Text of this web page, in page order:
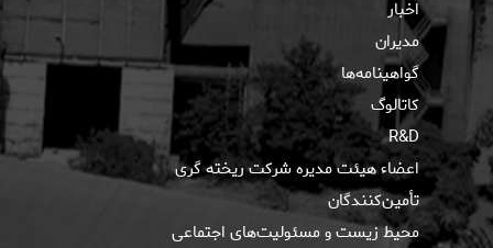
اخبار
مدیران
گواهینامه‌ها
کاتالوگ
R&D
اعضاء هیئت مدیره شرکت ریخته گری
تأمین‌کنندگان
محیط زیست و مسئولیت‌های اجتماعی